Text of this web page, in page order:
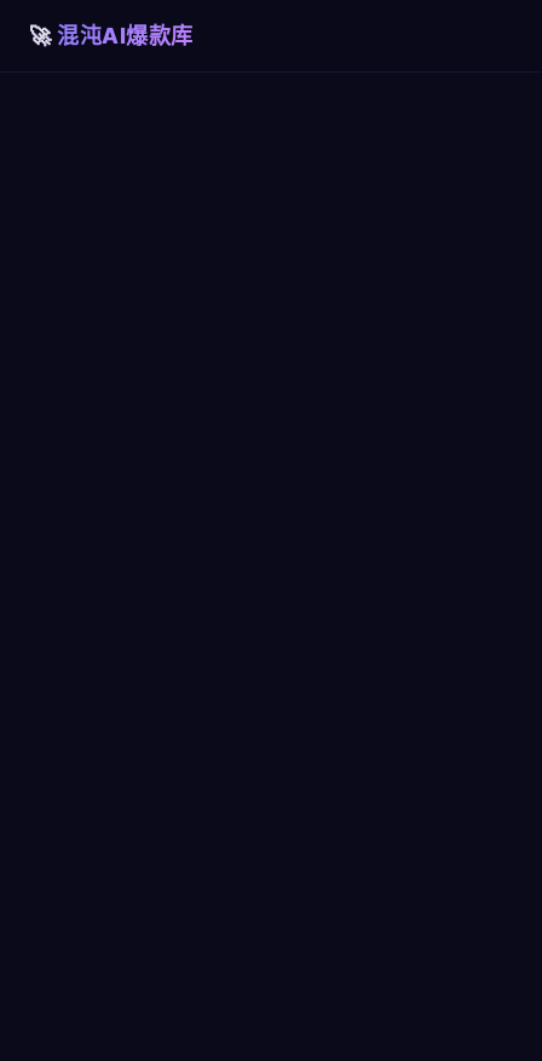
混沌AI爆款库